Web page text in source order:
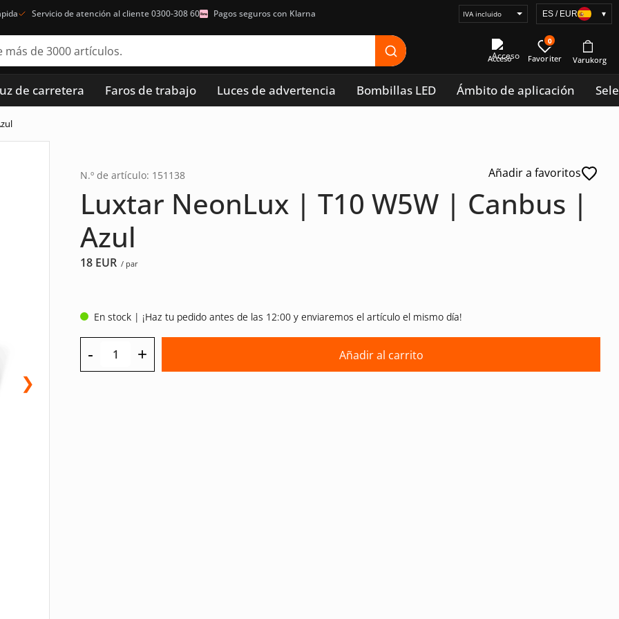
Servicio de atención al cliente 0300-308 60 Pagos seguros con Klarna
Seleccionar
visualización
precios
ES / EUR ▾
Acceso
0
de carretera Faros de trabajo Luces de advertencia Bombillas LED Ámbito de aplicación
❯
Añadir a favoritos
N.º de artículo: 151138
Luxtar NeonLux | T10 W5W | Canbus |
Azul
18 EUR / par
En stock | ¡Haz tu pedido antes de las 12:00 y enviaremos el artículo el mismo día!
- + Añadir al carrito